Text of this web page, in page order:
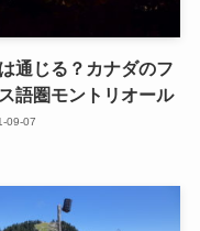
通じる？カナダのフ
語圏モントリオール
09-07